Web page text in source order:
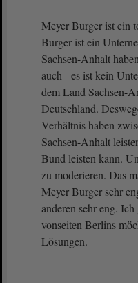
Meyer Burger ist ein
Burger ist ein
Sachsen-Anhalt
auch - es ist kein
dem Land Sachsen-
Deutschland.
Verhältnis haben
Sachsen-Anhalt
Bund leisten kann.
zu moderieren. Das
Meyer Burger sehr
anderen sehr eng.
vonseiten Berlins
Lösungen.